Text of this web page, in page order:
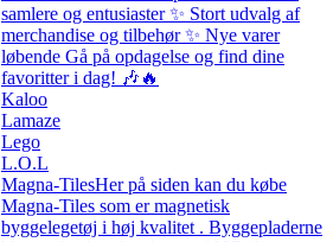
samlere og entusiaster ✨ Stort udvalg af
merchandise og tilbehør ✨ Nye varer
løbende Gå på opdagelse og find dine
favoritter i dag! 🎶🔥
Kaloo
Lamaze
Lego
L.O.L
Magna-TilesHer på siden kan du købe
Magna-Tiles som er magnetisk
byggelegetøj i høj kvalitet . Byggepladerne